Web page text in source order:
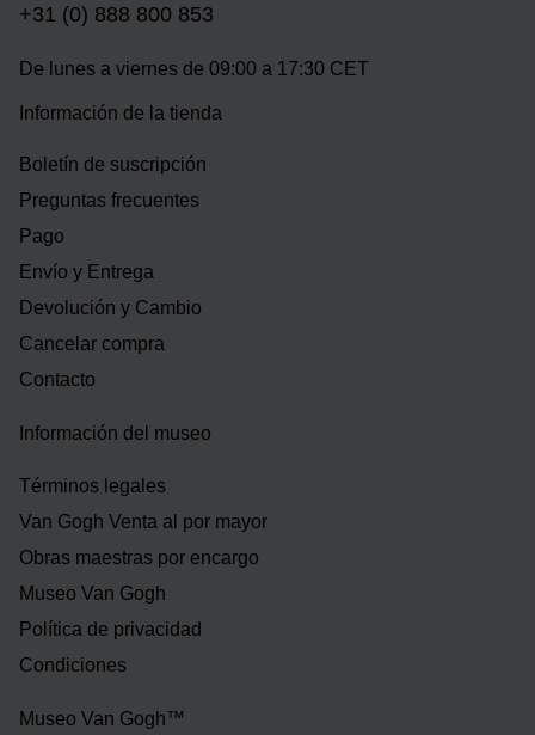
+31 (0) 888 800 853
De lunes a viernes de 09:00 a 17:30 CET
Información de la tienda
Boletín de suscripción
Preguntas frecuentes
Pago
Envío y Entrega
Devolución y Cambio
Cancelar compra
Contacto
Información del museo
Términos legales
Van Gogh Venta al por mayor
Obras maestras por encargo
Museo Van Gogh
Política de privacidad
Condiciones
Museo Van Gogh™